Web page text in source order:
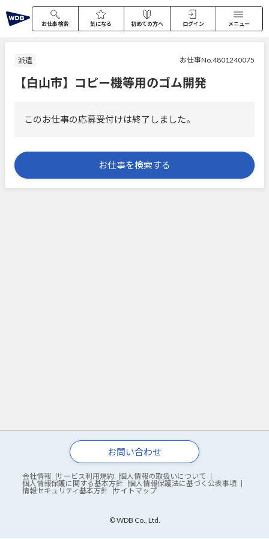
お仕事検索 気になる 初めての方へ ログイン メニュー
派遣 お仕事No.4801240075
【白山市】コピー機等用のゴム開発
このお仕事の応募受付けは終了しました。
お仕事を検索する
お問い合わせ
会社情報 サービス利用規約
個人情報の取扱いについて
個人情報保護に関する基本方針
個人情報保護法に基づく公表事項
情報セキュリティ基本方針
サイトマップ
© WDB Co., Ltd.